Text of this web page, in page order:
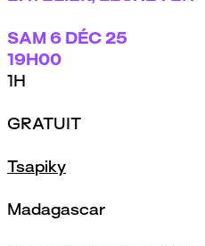
SAM 6 DÉC 25
19H00
1H
GRATUIT
Tsapiky
Madagascar